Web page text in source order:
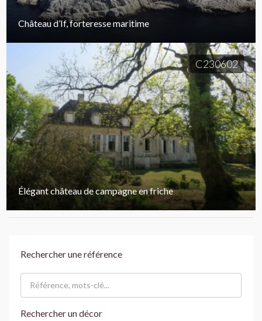
Château d’If, forteresse maritime
C230602
Élégant château de campagne en friche
Rechercher une référence
Rechercher un décor